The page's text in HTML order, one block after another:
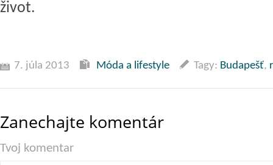
život.
7. júla 2013 Móda a lifestyle Tagy: Budapešť,
Zanechajte komentár
Tvoj komentar